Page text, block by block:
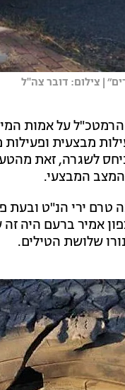
| צילום: דובר צה''ל
על אמות
מבצעית
לשגרה, זאת
המבצעי.
ירי הנ"ט ובעת
אמיר ברעם היה
שלושת הטילים.